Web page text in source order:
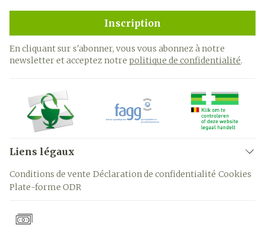
Inscription
En cliquant sur s'abonner, vous vous abonnez à notre
newsletter et acceptez notre politique de confidentialité.
Liens légaux
Conditions de vente Déclaration de confidentialité Cookies
Plate-forme ODR